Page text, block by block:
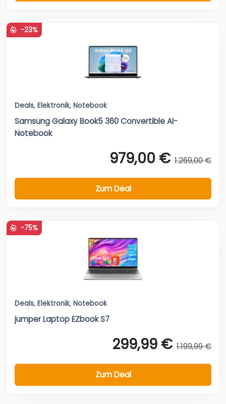
-23%
Deals, Elektronik, Notebook
Samsung Galaxy Book5 360 Convertible AI-
Notebook
979,00 € 1.269,00 €
Zum Deal
-75%
Deals, Elektronik, Notebook
jumper Laptop EZbook S7
299,99 € 1.199,99 €
Zum Deal